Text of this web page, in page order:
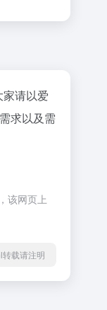
请以爱
求以及需
该网页上
载请注明